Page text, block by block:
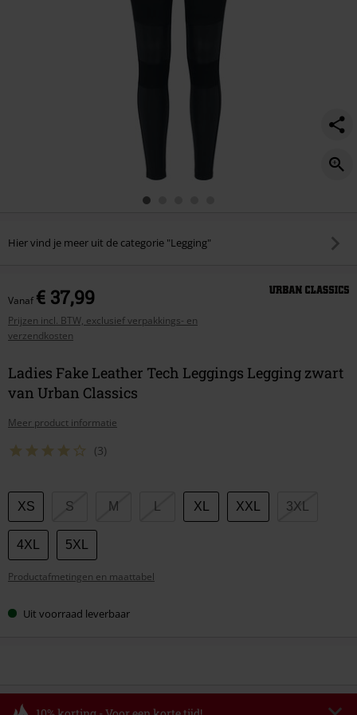
Hier vind je meer uit de categorie "Legging"
Vanaf€ 37,99
Prijzen incl. BTW, exclusief verpakkings- en
verzendkosten
Ladies Fake Leather Tech Leggings Legging zwart
van Urban Classics
Meer product informatie
(3)
Kies
je
maat
XS S M XL XXL 3XL
4XL 5XL
Productafmetingen en maattabel
Uit voorraad leverbaar